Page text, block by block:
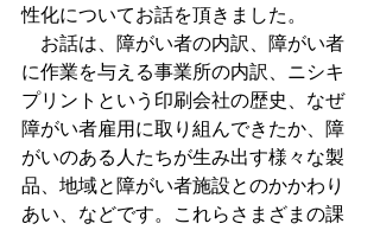
性化についてお話を頂きました。
お話は、障がい者の内訳、障がい者
に作業を与える事業所の内訳、ニシキ
プリントという印刷会社の歴史、なぜ
障がい者雇用に取り組んできたか、障
がいのある人たちが生み出す様々な製
品、地域と障がい者施設とのかかわり
あい、などです。これらさまざまの課